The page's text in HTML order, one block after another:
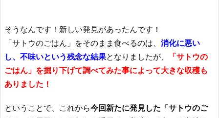
そうなんです！新しい発見があったんです！
「サトウのごはん」をそのまま食べるのは、 消化に悪い
し、不味いという残念な結果となりましたが、
「サトウの
ごはん」を掘り下げて調べてみた事によって大きな収穫も
ありました！
ということで、これから今回新たに発見した「サトウのご